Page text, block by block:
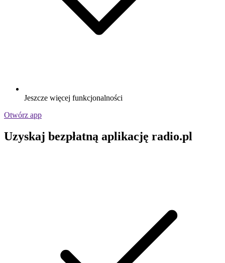
Jeszcze więcej funkcjonalności
Otwórz app
Uzyskaj bezpłatną aplikację radio.pl